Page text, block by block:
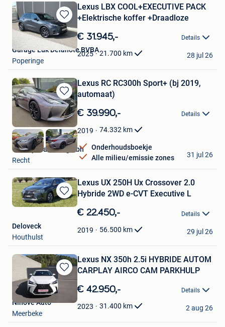
Bewaren
in
Mijn
Favorieten
Lexus LBX COOL+EXECUTIVE PACK
+Elektrische koffer +Draadloze
€ 31.945,- Details
2025 21.700 km
Garage Luk Delanote BVBA
Poperinge
28 jul 26
Bewaren
in
Mijn
Favorieten
Lexus RC RC300h Sport+ (bj 2019,
automaat)
€ 39.990,- Details
2019 74.332 km
Onderhoudsboekje
Alle milieu/emissie zones
Quality Plattes Pgmbh
Recht
31 jul 26
Bewaren
in
Favorieten
Lexus UX 250H Ux Crossover 2.0
Hybride 2WD e-CVT Executive L
€ 22.450,- Details
2019 56.500 km
Deloveck
Houthulst
29 jul 26
Bewaren
in
Mijn
Favorieten
Lexus NX 350h 2.5i HYBRIDE AUTOM
CARPLAY AIRCO CAM PARKHULP
€ 42.950,- Details
2023 31.400 km
Ninove Auto
Meerbeke
2 aug 26